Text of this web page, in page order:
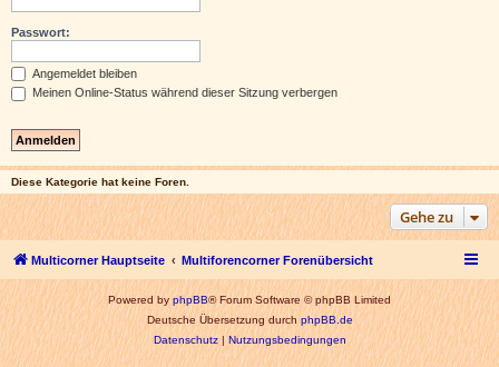
Passwort:
Angemeldet bleiben
Meinen Online-Status während dieser Sitzung verbergen
Diese Kategorie hat keine Foren.
Gehe zu
Multicorner Hauptseite Multiforencorner Forenübersicht
Powered byphpBB® Forum Software © phpBB Limited
Deutsche Übersetzung durchphpBB.de
Datenschutz|Nutzungsbedingungen